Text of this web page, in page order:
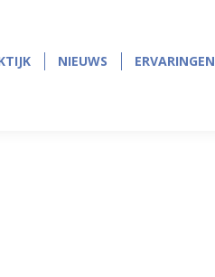
NIEUWS ERVARINGEN
NIEUWS ERVARINGEN